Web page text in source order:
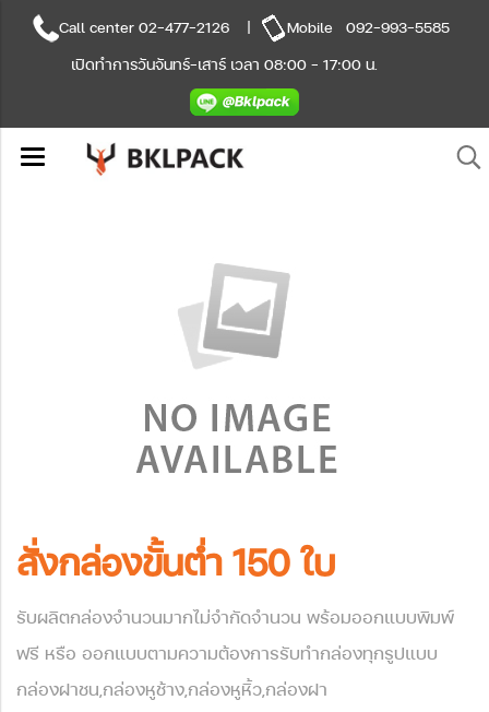
Call center 02-477-2126 | Mobile 092-993-5585
เปิดทำการวันจันทร์-เสาร์ เวลา 08:00 - 17:00 น.
สั่งกล่องขั้นต่ำ 150 ใบ
รับผลิตกล่องจำนวนมากไม่จำกัดจำนวน พร้อมออกแบบพิมพ์
ฟรี หรือ ออกแบบตามความต้องการรับทำกล่องทุกรูปแบบ
กล่องฝาชน,กล่องหูช้าง,กล่องหูหิ้ว,กล่องฝา